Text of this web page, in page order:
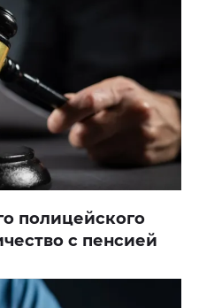
полицейского
с пенсией